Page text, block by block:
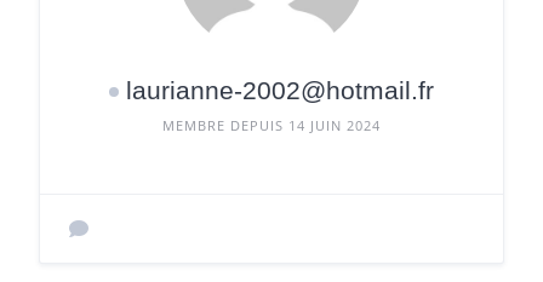
laurianne-2002@hotmail.fr
MEMBRE DEPUIS 14 JUIN 2024